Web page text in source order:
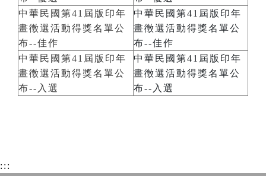
中華民國第41屆版印年
畫徵選活動得獎名單公
布--佳作
中華民國第41屆版印年
畫徵選活動得獎名單公
布--佳作
中華民國第41屆版印年
畫徵選活動得獎名單公
布--入選
中華民國第41屆版印年
畫徵選活動得獎名單公
布--入選
:::